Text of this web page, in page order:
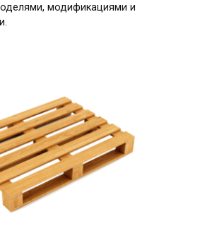
модификациями и